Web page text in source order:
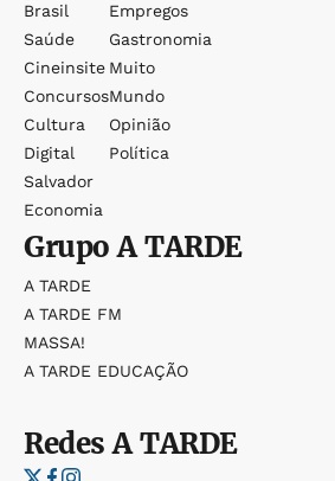
Brasil
Saúde
Cineinsite
Concursos
Cultura
Digital
Salvador
Economia
Empregos
Gastronomia
Muito
Mundo
Opinião
Política
GrupoA TARDE
A TARDE
A TARDE FM
MASSA!
A TARDE EDUCAÇÃO
RedesA TARDE